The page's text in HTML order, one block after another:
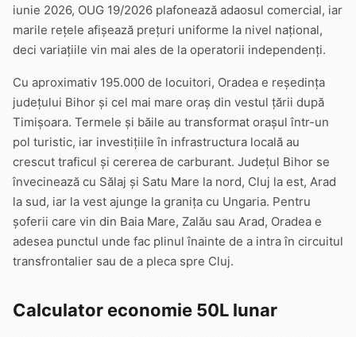
iunie 2026, OUG 19/2026 plafonează adaosul comercial, iar
marile rețele afișează prețuri uniforme la nivel național,
deci variațiile vin mai ales de la operatorii independenți.
Cu aproximativ 195.000 de locuitori, Oradea e reședința
județului Bihor și cel mai mare oraș din vestul țării după
Timișoara. Termele și băile au transformat orașul într-un
pol turistic, iar investițiile în infrastructura locală au
crescut traficul și cererea de carburant. Județul Bihor se
învecinează cu Sălaj și Satu Mare la nord, Cluj la est, Arad
la sud, iar la vest ajunge la granița cu Ungaria. Pentru
șoferii care vin din Baia Mare, Zalău sau Arad, Oradea e
adesea punctul unde fac plinul înainte de a intra în circuitul
transfrontalier sau de a pleca spre Cluj.
Calculator economie 50L lunar